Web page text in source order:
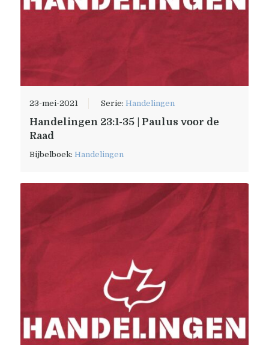
23-mei-2021 Serie:Handelingen
Handelingen 23:1-35 | Paulus voor de
Raad
Bijbelboek:Handelingen